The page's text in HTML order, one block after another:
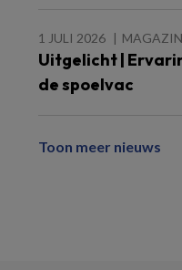
1 JULI 2026
Uitgelicht |
de spoelvac
Toon meer nieuws